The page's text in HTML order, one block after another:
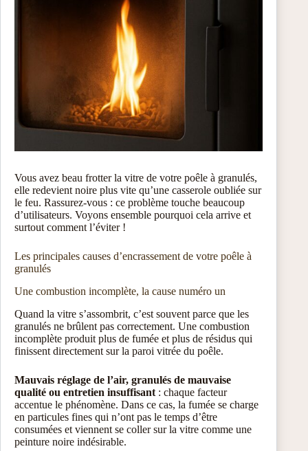
Vous avez beau frotter la vitre de votre poêle à granulés,
elle redevient noire plus vite qu’une casserole oubliée sur
le feu. Rassurez-vous : ce problème touche beaucoup
d’utilisateurs. Voyons ensemble pourquoi cela arrive et
surtout comment l’éviter !
Les principales causes d’encrassement de votre poêle à
granulés
Une combustion incomplète, la cause numéro un
Quand la vitre s’assombrit, c’est souvent parce que les
granulés ne brûlent pas correctement. Une combustion
incomplète produit plus de fumée et plus de résidus qui
finissent directement sur la paroi vitrée du poêle.
Mauvais réglage de l’air, granulés de mauvaise
qualité ou entretien insuffisant : chaque facteur
accentue le phénomène. Dans ce cas, la fumée se charge
en particules fines qui n’ont pas le temps d’être
consumées et viennent se coller sur la vitre comme une
peinture noire indésirable.